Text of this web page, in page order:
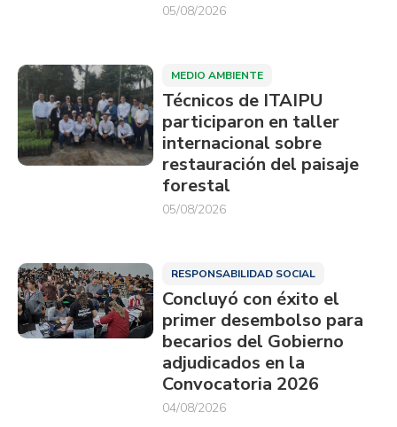
05/08/2026
MEDIO AMBIENTE
Técnicos de ITAIPU
participaron en taller
internacional sobre
restauración del paisaje
forestal
05/08/2026
RESPONSABILIDAD SOCIAL
Concluyó con éxito el
primer desembolso para
becarios del Gobierno
adjudicados en la
Convocatoria 2026
04/08/2026